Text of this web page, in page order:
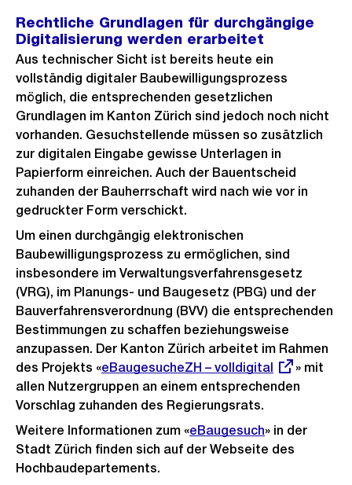
Rechtliche Grundlagen für durchgängige
Digitalisierung werden erarbeitet
Aus technischer Sicht ist bereits heute ein
vollständig digitaler Baubewilligungsprozess
möglich, die entsprechenden gesetzlichen
Grundlagen im Kanton Zürich sind jedoch noch nicht
vorhanden. Gesuchstellende müssen so zusätzlich
zur digitalen Eingabe gewisse Unterlagen in
Papierform einreichen. Auch der Bauentscheid
zuhanden der Bauherrschaft wird nach wie vor in
gedruckter Form verschickt.
Um einen durchgängig elektronischen
Baubewilligungsprozess zu ermöglichen, sind
insbesondere im Verwaltungsverfahrensgesetz
(VRG), im Planungs- und Baugesetz (PBG) und der
Bauverfahrensverordnung (BVV) die entsprechenden
Bestimmungen zu schaffen beziehungsweise
anzupassen. Der Kanton Zürich arbeitet im Rahmen
des Projekts «Externer
Link:
eBaugesucheZH – volldigital
» mit
allen Nutzergruppen an einem entsprechenden
Vorschlag zuhanden des Regierungsrats.
Weitere Informationen zum «eBaugesuch» in der
Stadt Zürich finden sich auf der Webseite des
Hochbaudepartements.